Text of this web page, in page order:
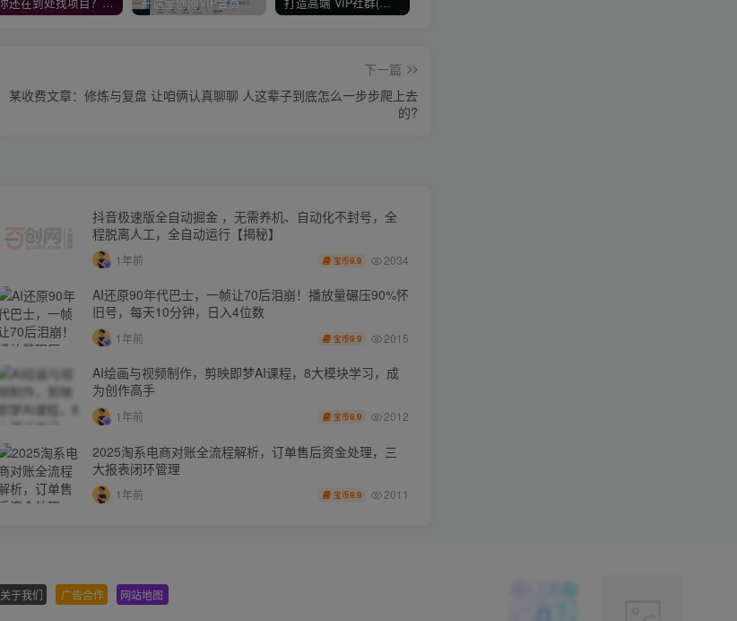
下一篇
某收费文章：修炼与复盘 让咱俩认真聊聊 人这辈子到底怎么一步步爬上去
的?
抖音极速版全自动掘金 ，无需养机、自动化不封号，全
程脱离人工，全自动运行【揭秘】
1年前 宝币9.9 2034
AI还原90年代巴士，一帧让70后泪崩！播放量碾压90%怀
旧号，每天10分钟，日入4位数
1年前 宝币9.9 2015
AI绘画与视频制作，剪映即梦AI课程，8大模块学习，成
为创作高手
1年前 宝币9.9 2012
2025淘系电商对账全流程解析，订单售后资金处理，三
大报表闭环管理
1年前 宝币9.9 2011
关于我们 广告合作 网站地图